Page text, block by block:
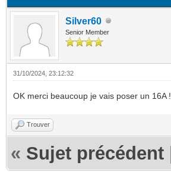
Silver60
Senior Member
31/10/2024, 23:12:32
OK merci beaucoup je vais poser un 16A !
Trouver
« Sujet précédent